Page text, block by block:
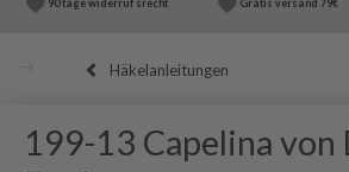
90 tage widerruf srecht Gratis versand 79€
Häkelanleitungen
199-13 Capelina von